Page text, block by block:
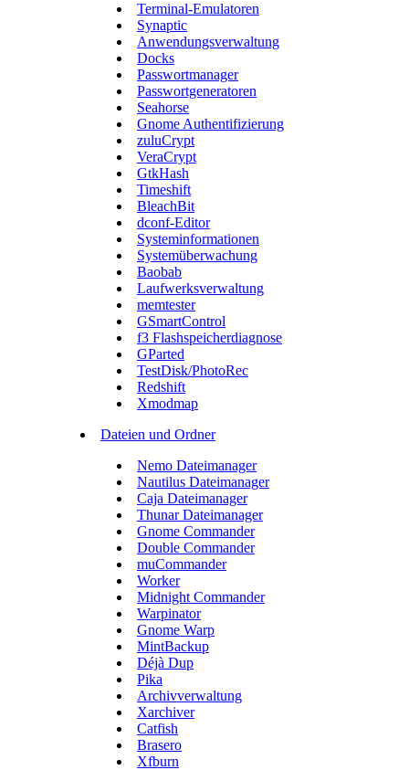
Terminal-Emulatoren
Synaptic
Anwendungsverwaltung
Docks
Passwortmanager
Passwortgeneratoren
Seahorse
Gnome Authentifizierung
zuluCrypt
VeraCrypt
GtkHash
Timeshift
BleachBit
dconf-Editor
Systeminformationen
Systemüberwachung
Baobab
Laufwerksverwaltung
memtester
GSmartControl
f3 Flashspeicherdiagnose
GParted
TestDisk/PhotoRec
Redshift
Xmodmap
Dateien und Ordner
Nemo Dateimanager
Nautilus Dateimanager
Caja Dateimanager
Thunar Dateimanager
Gnome Commander
Double Commander
muCommander
Worker
Midnight Commander
Warpinator
Gnome Warp
MintBackup
Déjà Dup
Pika
Archivverwaltung
Xarchiver
Catfish
Brasero
Xfburn